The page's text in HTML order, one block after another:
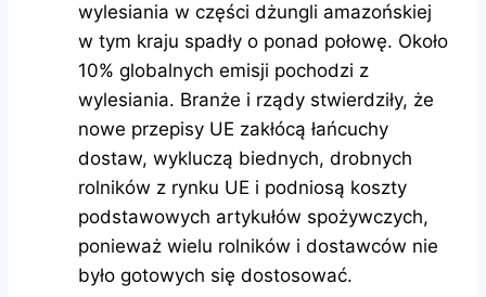
wylesiania w części dżungli amazońskiej
w tym kraju spadły o ponad połowę. Około
10% globalnych emisji pochodzi z
wylesiania. Branże i rządy stwierdziły, że
nowe przepisy UE zakłócą łańcuchy
dostaw, wykluczą biednych, drobnych
rolników z rynku UE i podniosą koszty
podstawowych artykułów spożywczych,
ponieważ wielu rolników i dostawców nie
było gotowych się dostosować.